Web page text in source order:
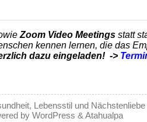
Zoom Video Meetings statt
kennen lernen, die das
dazu eingeladen! ->
Lebensstil und
by WordPress & Atahualpa